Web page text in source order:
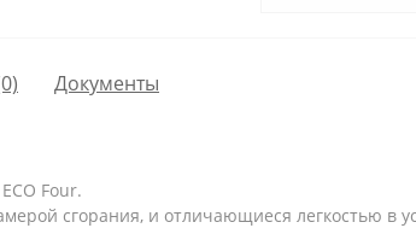
Документы
Four.
сгорания, и отличающиеся легкостью в